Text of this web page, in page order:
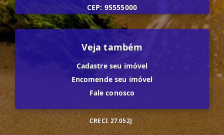
CEP: 95555000
Veja também
Cadastre seu imóvel
Encomende seu imóvel
Fale conosco
CRECI 27.052J